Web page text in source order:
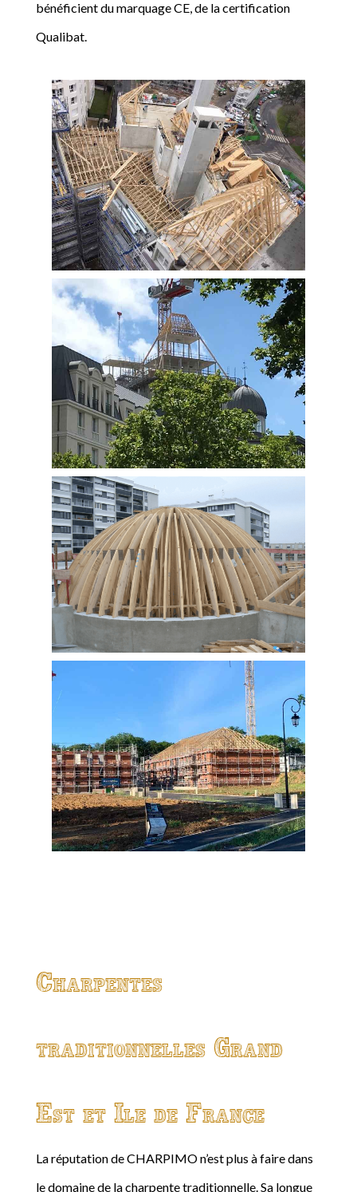
bénéficient du marquage CE, de la certification
Qualibat.
Charpentes
traditionnelles Grand
Est et Ile de France
La réputation de CHARPIMO n’est plus à faire dans
le domaine de la charpente traditionnelle. Sa longue